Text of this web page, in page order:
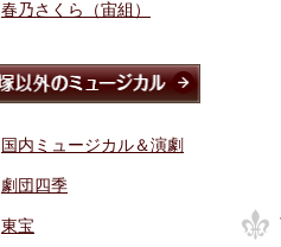
春乃さくら（宙組）
国内ミュージカル＆演劇
劇団四季
東宝